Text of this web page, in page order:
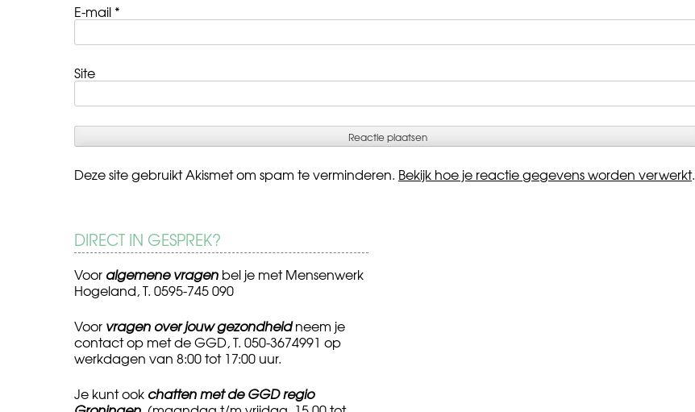
E-mail *
Site
Deze site gebruikt Akismet om spam te verminderen. Bekijk hoe je reactie gegevens worden verwerkt.
DIRECT IN GESPREK?
Voor algemene vragen bel je met Mensenwerk
Hogeland, T. 0595-745 090
Voor vragen over jouw gezondheidneem je
contact op met de GGD, T. 050-3674991 op
werkdagen van 8:00 tot 17:00 uur.
Je kunt ook chatten met de GGD regio